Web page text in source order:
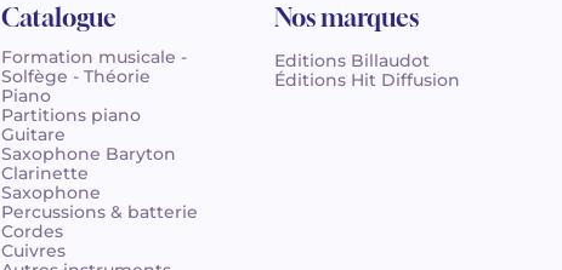
Catalogue
Formation musicale -
Solfège - Théorie
Piano
Partitions piano
Guitare
Saxophone Baryton
Clarinette
Saxophone
Percussions & batterie
Cordes
Cuivres
Nos marques
Editions Billaudot
Éditions Hit Diffusion